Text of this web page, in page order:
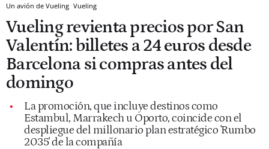
Un avión de Vueling Vueling
Vueling revienta precios por San
Valentín: billetes a 24 euros desde
Barcelona si compras antes del
domingo
La promoción, que incluye destinos como
Estambul, Marrakech u Oporto, coincide con el
despliegue del millonario plan estratégico 'Rumbo
2035' de la compañía